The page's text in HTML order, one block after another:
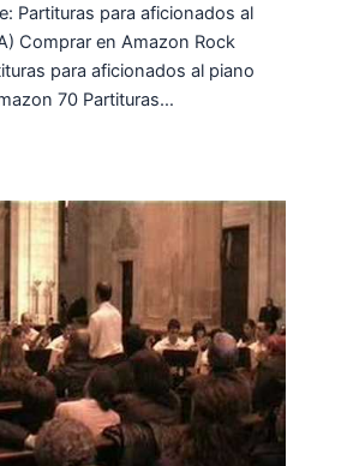
Partituras para aficionados al
Comprar en Amazon Rock
para aficionados al piano
70 Partituras…